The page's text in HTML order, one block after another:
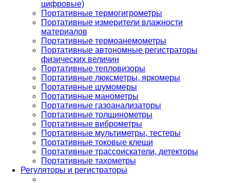
цифровые)
Портативные термогигрометры
Портативные измерители влажности
материалов
Портативные термоанемометры
Портативные автономные регистраторы
физических величин
Портативные тепловизоры
Портативные люксметры, яркомеры
Портативные шумомеры
Портативные манометры
Портативные газоанализаторы
Портативные толщинометры
Портативные виброметры
Портативные мультиметры, тестеры
Портативные токовые клещи
Портативные трассоискатели, детекторы
Портативные тахометры
Регуляторы и регистраторы